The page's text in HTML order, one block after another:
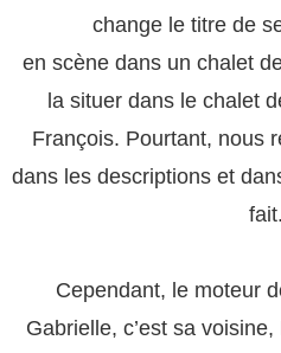
change le titre de
en scène dans un chalet
la situer dans le chalet
François. Pourtant, nous
dans les descriptions et
fait.
Cependant, le moteur
Gabrielle, c’est sa